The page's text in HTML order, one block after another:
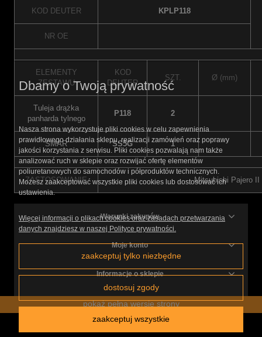
KOD DEUTER KPLP118
NR OE
ELEMENTY
ZESTAWU
KOD
DEUTER
SZT. Ø (mm)
Tuleja drążka
panharda tylnego
P118 2
SMAR SS5G 1
ZASTOSOWANIE Mitsubishi Pajero II
Warunki zakupów
Moje konto
Informacje o sklepie
pokaż pełną wersję strony
Sklep internetowy Shoper.pl
Dbamy o Twoją prywatność
Nasza strona wykorzystuje pliki cookies w celu zapewnienia
prawidłowego działania sklepu, realizacji zamówień oraz poprawy
jakości korzystania z serwisu. Pliki cookies pozwalają nam także
analizować ruch w sklepie oraz rozwijać ofertę elementów
poliuretanowych do samochodów i półproduktów technicznych.
Możesz zaakceptować wszystkie pliki cookies lub dostosować ich
ustawienia.
Więcej informacji o plikach cookies oraz zasadach przetwarzania
danych znajdziesz w naszej Polityce prywatności.
zaakceptuj tylko niezbędne
dostosuj zgody
zaakceptuj wszystkie